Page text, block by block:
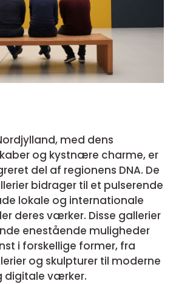
med dens
og kystnære charme, er
del af regionens DNA. De
bidrager til et pulserende
lokale og internationale
deres værker. Disse gallerier
enestående muligheder
i forskellige former, fra
og skulpturer til moderne
digitale værker.